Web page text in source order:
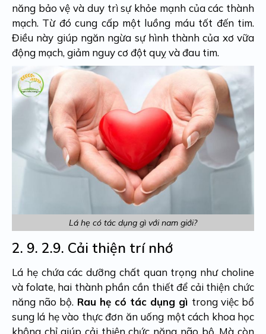
năng bảo vệ và duy trì sự khỏe mạnh của các thành
mạch. Từ đó cung cấp một luồng máu tốt đến tim.
Điều này giúp ngăn ngừa sự hình thành của xơ vữa
động mạch, giảm nguy cơ đột quỵ và đau tim.
Lá hẹ có tác dụng gì với nam giới?
2. 9. 2.9. Cải thiện trí nhớ
Lá hẹ chứa các dưỡng chất quan trọng như choline
và folate, hai thành phần cần thiết để cải thiện chức
năng não bộ. Rau hẹ có tác dụng gì trong việc bổ
sung lá hẹ vào thực đơn ăn uống một cách khoa học